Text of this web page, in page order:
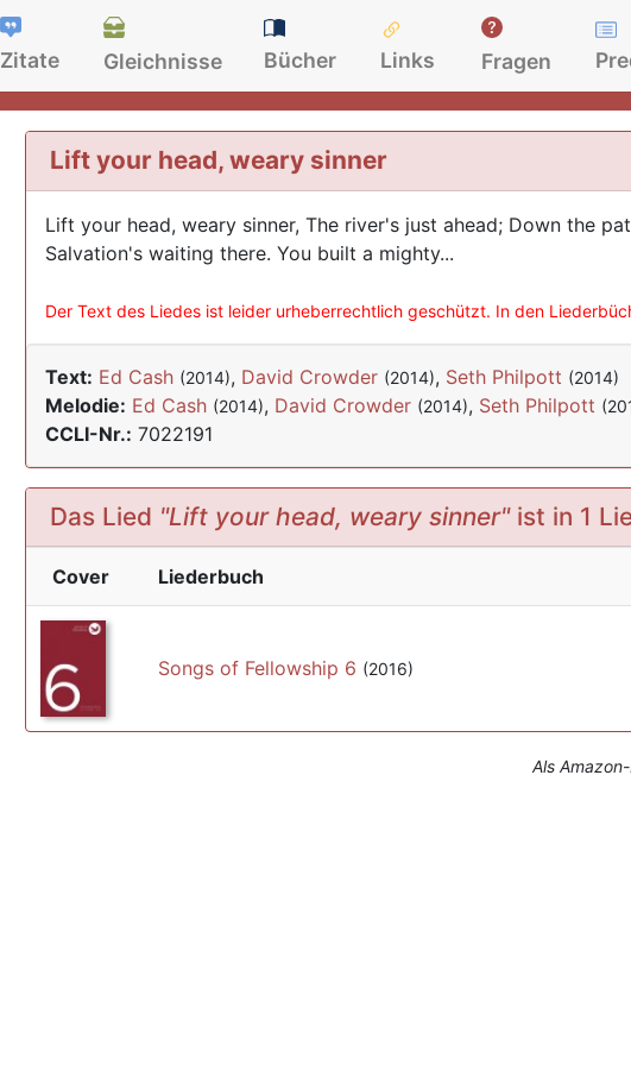
Zitate Gleichnisse Bücher Links Fragen
Lift your head, weary sinner
Lift your head, weary sinner, The river's just ahead; Down the
Salvation's waiting there. You built a mighty...
Der Text des Liedes ist leider urheberrechtlich geschützt. In den
Text: Ed Cash (2014), David Crowder (2014), Seth Philpott (2014)
Melodie: Ed Cash (2014), David Crowder (2014), Seth Philpott
CCLI-Nr.: 7022191
Das Lied "Lift your head, weary sinner"ist in 1
Cover Liederbuch
Songs of Fellowship 6 (2016)
Als